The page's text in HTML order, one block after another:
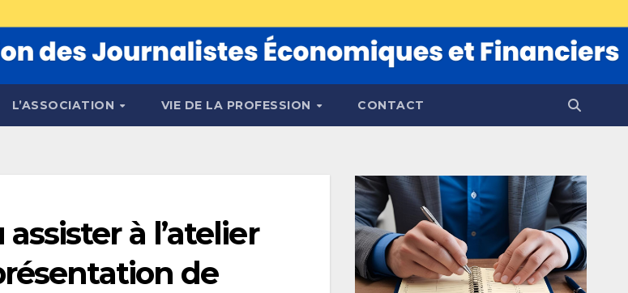
L’ASSOCIATION VIE DE LA PROFESSION CONTACT
à l’atelier
de